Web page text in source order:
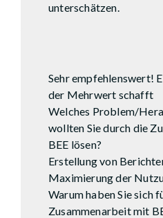
unterschätzen.
Sehr empfehlenswert!
der Mehrwert schafft
Welches Problem/
wollten Sie durch die
BEE lösen?
Erstellung von
Maximierung der
Warum haben Sie sich
Zusammenarbeit mit